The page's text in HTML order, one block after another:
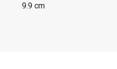
9.9 cm